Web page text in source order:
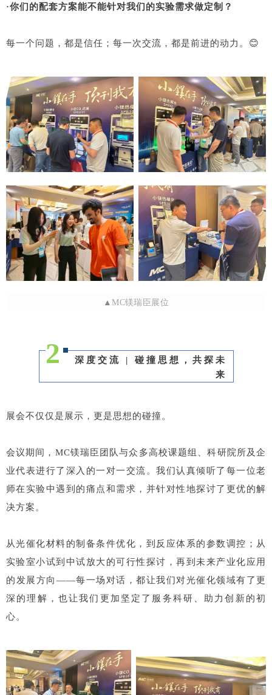
·你们的配套方案能不能针对我们的实验需求做定制？
每一个问题，都是信任；每一次交流，都是前进的动力。😊
▲ MC镁瑞臣展位
2
深度交流 | 碰撞思想，共探未
来
展会不仅仅是展示，更是思想的碰撞。
会议期间，MC镁瑞臣团队与众多高校课题组、科研院所及企
业代表进行了深入的一对一交流。我们认真倾听了每一位老
师在实验中遇到的痛点和需求，并针对性地探讨了更优的解
决方案。
从光催化材料的制备条件优化，到反应体系的参数调控；从
实验室小试到中试放大的可行性探讨，再到未来产业化应用
的发展方向——每一场对话，都让我们对光催化领域有了更
深的理解，也让我们更加坚定了服务科研、助力创新的初
心。